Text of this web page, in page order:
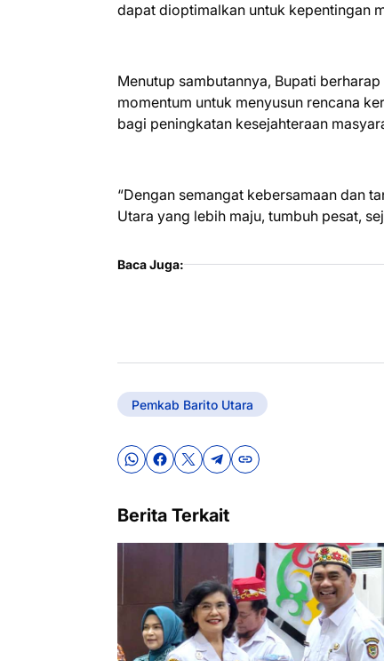
dapat dioptimalkan untuk kepentingan
Menutup sambutannya, Bupati
momentum untuk menyusun rencana
bagi peningkatan kesejahteraan
“Dengan semangat kebersamaan dan
Utara yang lebih maju, tumbuh pesat,
Baca Juga:
Pemkab Barito Utara
Berita Terkait